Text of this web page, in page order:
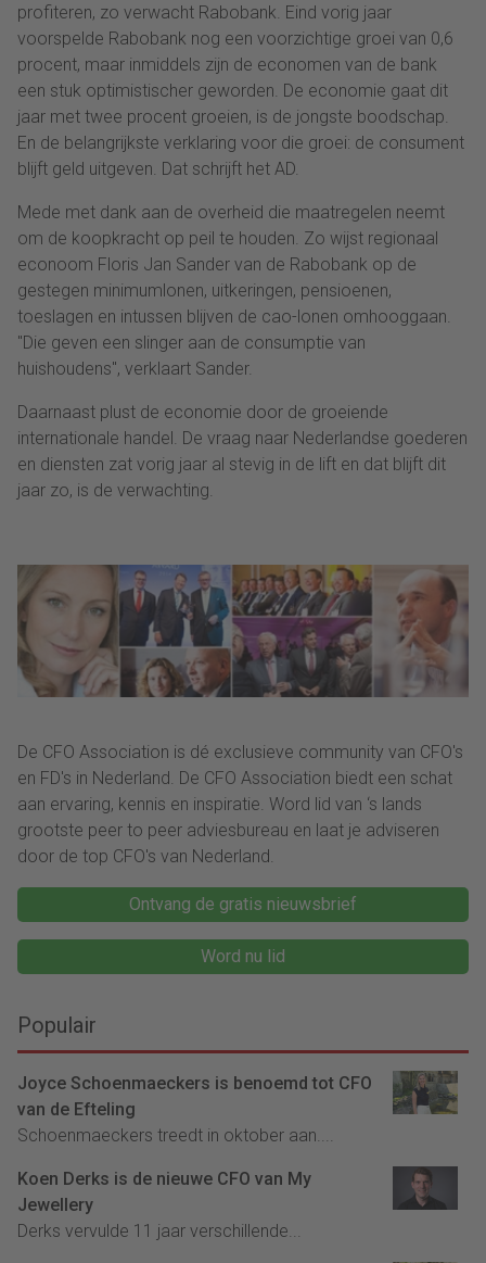
profiteren, zo verwacht Rabobank. Eind vorig jaar
voorspelde Rabobank nog een voorzichtige groei van 0,6
procent, maar inmiddels zijn de economen van de bank
een stuk optimistischer geworden. De economie gaat dit
jaar met twee procent groeien, is de jongste boodschap.
En de belangrijkste verklaring voor die groei: de consument
blijft geld uitgeven. Dat schrijft het AD.
Mede met dank aan de overheid die maatregelen neemt
om de koopkracht op peil te houden. Zo wijst regionaal
econoom Floris Jan Sander van de Rabobank op de
gestegen minimumlonen, uitkeringen, pensioenen,
toeslagen en intussen blijven de cao-lonen omhooggaan.
"Die geven een slinger aan de consumptie van
huishoudens", verklaart Sander.
Daarnaast plust de economie door de groeiende
internationale handel. De vraag naar Nederlandse goederen
en diensten zat vorig jaar al stevig in de lift en dat blijft dit
jaar zo, is de verwachting.
De CFO Association is dé exclusieve community van CFO's
en FD's in Nederland. De CFO Association biedt een schat
aan ervaring, kennis en inspiratie. Word lid van ‘s lands
grootste peer to peer adviesbureau en laat je adviseren
door de top CFO's van Nederland.
Ontvang de gratis nieuwsbrief
Word nu lid
Populair
Joyce Schoenmaeckers is benoemd tot CFO
van de Efteling
Schoenmaeckers treedt in oktober aan....
Koen Derks is de nieuwe CFO van My
Jewellery
Derks vervulde 11 jaar verschillende...